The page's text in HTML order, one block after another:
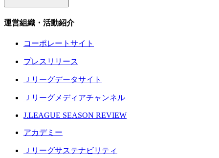
運営組織・活動紹介
コーポレートサイト
プレスリリース
Ｊリーグデータサイト
Ｊリーグメディアチャンネル
J.LEAGUE SEASON REVIEW
アカデミー
Ｊリーグサステナビリティ